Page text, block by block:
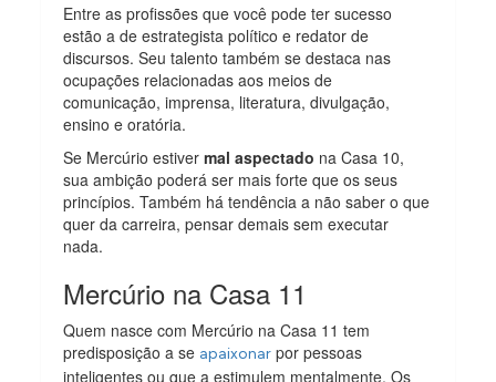
Entre as profissões que você pode ter sucesso
estão a de estrategista político e redator de
discursos. Seu talento também se destaca nas
ocupações relacionadas aos meios de
comunicação, imprensa, literatura, divulgação,
ensino e oratória.
Se Mercúrio estivermal aspectado na Casa 10,
sua ambição poderá ser mais forte que os seus
princípios. Também há tendência a não saber o que
quer da carreira, pensar demais sem executar
nada.
Mercúrio na Casa 11
Quem nasce com Mercúrio na Casa 11 tem
predisposição a se apaixonar por pessoas
inteligentes ou que a estimulem mentalmente. Os